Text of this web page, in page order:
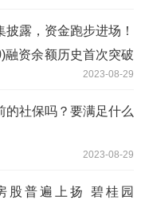
披露，资金跑步进场！
融资余额历史首次突破
2023-08-29
的社保吗？要满足什么
2023-08-29
股普遍上扬 碧桂园